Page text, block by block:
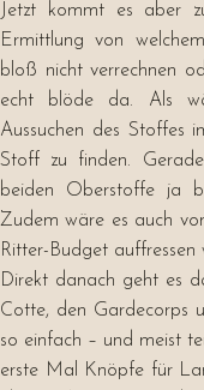
Jetzt kommt es aber
Ermittlung von
bloß nicht verrechnen
echt blöde da. Als
Aussuchen des Stoffes
Stoff zu finden.
beiden Oberstoffe ja
Zudem wäre es auch
Ritter-Budget auffressen
Direkt danach geht es
Cotte, den Gardecorps
so einfach – und meist
erste Mal Knöpfe für